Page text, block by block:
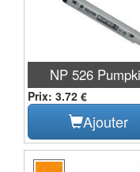
NP 526
Prix: 3.72 €
Ajouter